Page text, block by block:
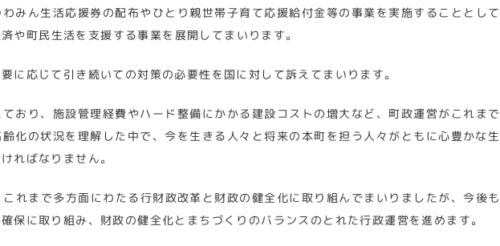
みん生活応援券の配布やひとり親世帯子育て応援給付金等の事業を実施することとし
や町民生活を支援する事業を展開してまいります。
に応じて引き続いての対策の必要性を国に対して訴えてまいります。
おり、施設管理経費やハード整備にかかる建設コストの増大など、町政運営がこれま
化の状況を理解した中で、今を生きる人々と将来の本町を担う人々がともに心豊かな
ればなりません。
れまで多方面にわたる行財政改革と財政の健全化に取り組んでまいりましたが、今後
保に取り組み、財政の健全化とまちづくりのバランスのとれた行政運営を進めます。